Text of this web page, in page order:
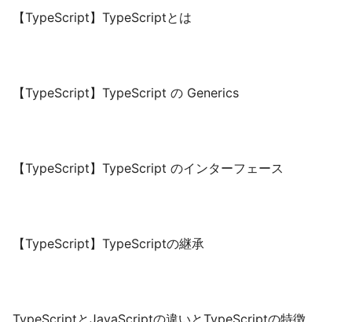
【TypeScript】TypeScriptとは
【TypeScript】TypeScript の Generics
【TypeScript】TypeScript のインターフェース
【TypeScript】TypeScriptの継承
TypeScriptとJavaScriptの違いとTypeScriptの特徴